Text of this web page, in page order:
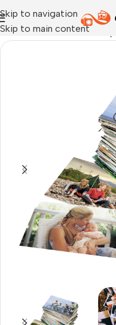
Skip to navigation
Skip to main content
Начало›Снимки малък